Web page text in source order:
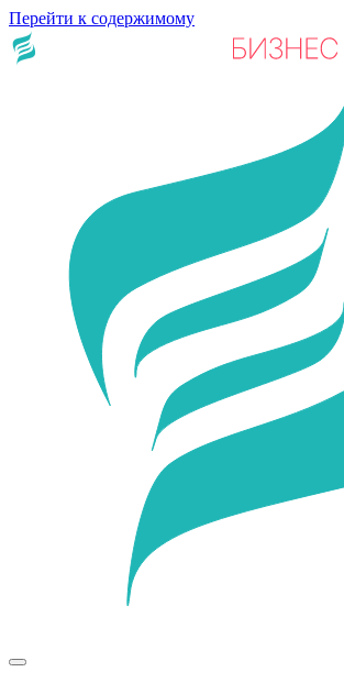
Перейти к содержимому